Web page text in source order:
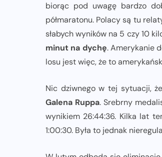
biorąc pod uwagę bardzo
półmaratonu. Polacy są tu
słabych wyników na 5 czy 10
minut na dychę. Amerykanie
losu jest więc, że to
Nic dziwnego w tej sytuacji,
Galena Ruppa. Srebrny
wynikiem 26:44:36. Kilka lat
1:00:30. Była to jednak
06-08-2026